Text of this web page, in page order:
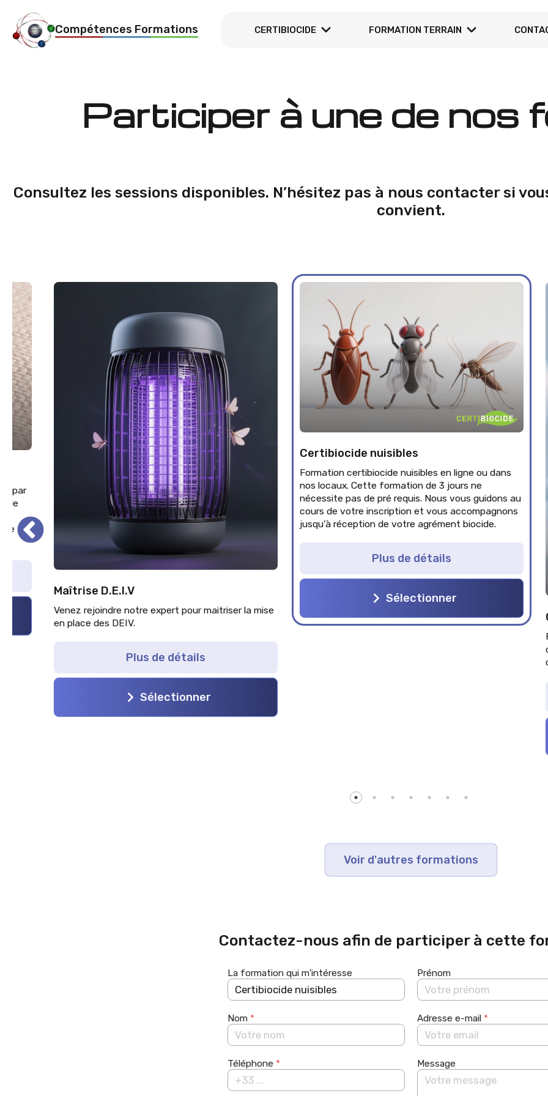
Compétences Formations CERTIBIOCIDE FORMATION TERRAIN
Participer à une de nos
Consultez les sessions disponibles. N’hésitez pas à nous contacter si
convient.
par
de
de
Maîtrise D.E.I.V
Venez rejoindre notre expert pour maitriser la mise
en place des DEIV.
Plus de détails
Sélectionner
Certibiocide nuisibles
Formation certibiocide nuisibles en ligne ou dans
nos locaux. Cette formation de 3 jours ne
nécessite pas de pré requis. Nous vous guidons au
cours de votre inscription et vous accompagnons
jusqu’à réception de votre agrément biocide.
Plus de détails
Sélectionner
Voir d'autres formations
Contactez-nous afin de participer à cette
La formation qui m'intéresse Prénom
Nom * Adresse e-mail *
Téléphone * Message